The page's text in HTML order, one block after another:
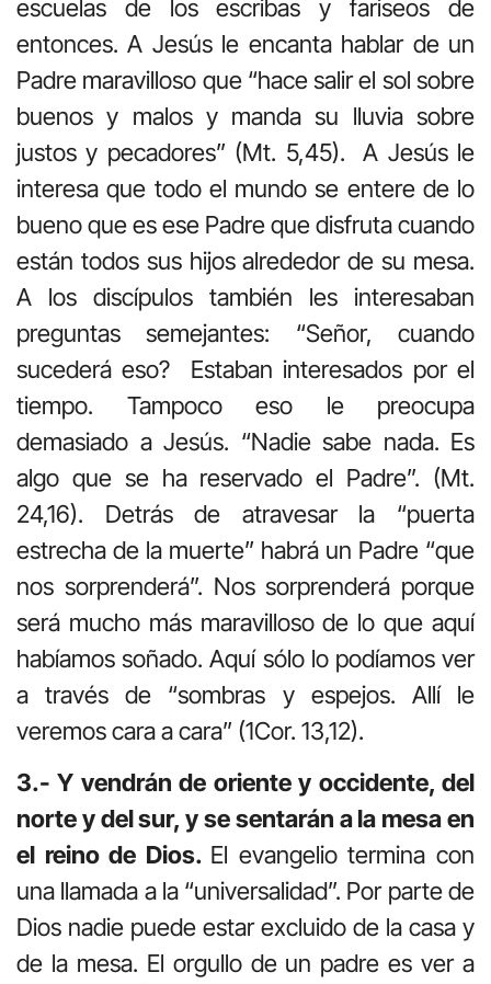
escuelas de los escribas y fariseos de
entonces. A Jesús le encanta hablar de un
Padre maravilloso que “hace salir el sol sobre
buenos y malos y manda su lluvia sobre
justos y pecadores” (Mt. 5,45). A Jesús le
interesa que todo el mundo se entere de lo
bueno que es ese Padre que disfruta cuando
están todos sus hijos alrededor de su mesa.
A los discípulos también les interesaban
preguntas semejantes: “Señor, cuando
sucederá eso? Estaban interesados por el
tiempo. Tampoco eso le preocupa
demasiado a Jesús. “Nadie sabe nada. Es
algo que se ha reservado el Padre”. (Mt.
24,16). Detrás de atravesar la “puerta
estrecha de la muerte” habrá un Padre “que
nos sorprenderá”. Nos sorprenderá porque
será mucho más maravilloso de lo que aquí
habíamos soñado. Aquí sólo lo podíamos ver
a través de “sombras y espejos. Allí le
veremos cara a cara” (1Cor. 13,12).
3.- Y vendrán de oriente y occidente, del
norte y del sur, y se sentarán a la mesa en
el reino de Dios. El evangelio termina con
una llamada a la “universalidad”. Por parte de
Dios nadie puede estar excluido de la casa y
de la mesa. El orgullo de un padre es ver a